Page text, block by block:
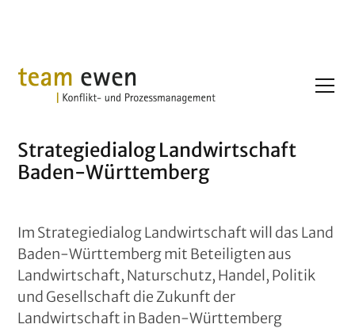
Projekte Strategiedialog BW
Strategiedialog Landwirtschaft
Baden-Württemberg
Im Strategiedialog Landwirtschaft will das Land
Baden-Württemberg mit Beteiligten aus
Landwirtschaft, Naturschutz, Handel, Politik
und Gesellschaft die Zukunft der
Landwirtschaft in Baden-Württemberg